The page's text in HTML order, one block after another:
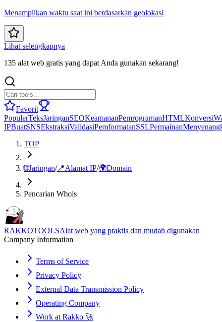
Menampilkan waktu saat ini berdasarkan geolokasi
Lihat selengkapnya
135 alat web gratis yang dapat Anda gunakan sekarang!
Favorit
PopulerTeksJaringanSEOKeamananPemrogramanHTMLKonversi
IPBuatSNSEkstraksiValidasiPemformatanSSLPermainan
TOP
🌐Jaringan/📍Alamat IP/🌍Domain
Pencarian Whois
RAKKOTOOLSAlat web yang praktis dan mudah digunakan
Company Information
Terms of Service
Privacy Policy
External Data Transmission Policy
Operating Company
Work at Rakko 🚀